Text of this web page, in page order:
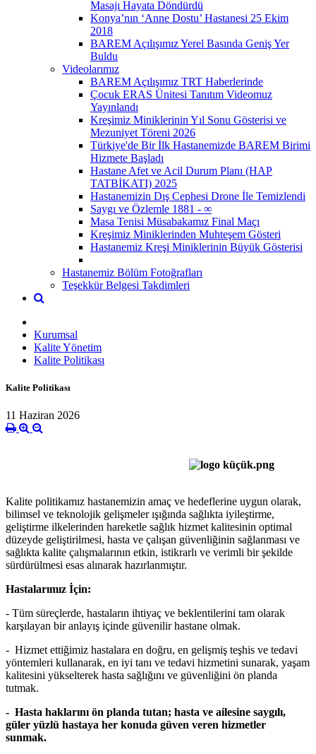
Masajı Hayata Döndürdü
Konya’nın ‘Anne Dostu’ Hastanesi 25 Ekim
2018
BAREM Açılışımız Yerel Basında Geniş Yer
Buldu
Videolarımız
BAREM Açılışımız TRT Haberlerinde
Çocuk ERAS Ünitesi Tanıtım Videomuz
Yayınlandı
Kreşimiz Miniklerinin Yıl Sonu Gösterisi ve
Mezuniyet Töreni 2026
Türkiye'de Bir İlk Hastanemizde BAREM Birimi
Hizmete Başladı
Hastane Afet ve Acil Durum Planı (HAP
TATBİKATI) 2025
Hastanemizin Dış Cephesi Drone İle Temizlendi
Saygı ve Özlemle 1881 - ∞
Masa Tenisi Müsabakamız Final Maçı
Kreşimiz Miniklerinden Muhteşem Gösteri
Hastanemiz Kreşi Miniklerinin Büyük Gösterisi
Hastanemiz Bölüm Fotoğrafları
Teşekkür Belgesi Takdimleri
Kurumsal
Kalite Yönetim
Kalite Politikası
Kalite Politikası
11 Haziran 2026
Kalite politikamız hastanemizin amaç ve hedeflerine uygun olarak,
bilimsel ve teknolojik gelişmeler ışığında sağlıkta iyileştirme,
geliştirme ilkelerinden hareketle sağlık hizmet kalitesinin optimal
düzeyde geliştirilmesi, hasta ve çalışan güvenliğinin sağlanması ve
sağlıkta kalite çalışmalarının etkin, istikrarlı ve verimli bir şekilde
sürdürülmesi esas alınarak hazırlanmıştır.
Hastalarımız İçin:
- Tüm süreçlerde, hastaların ihtiyaç ve beklentilerini tam olarak
karşılayan bir anlayış içinde güvenilir hastane olmak.
- Hizmet ettiğimiz hastalara en doğru, en gelişmiş teşhis ve tedavi
yöntemleri kullanarak, en iyi tanı ve tedavi hizmetini sunarak, yaşam
kalitesini yükselterek hasta sağlığını ve güvenliğini ön planda
tutmak.
- Hasta haklarını ön planda tutan; hasta ve ailesine saygılı,
güler yüzlü hastaya her konuda güven veren hizmetler
sunmak.